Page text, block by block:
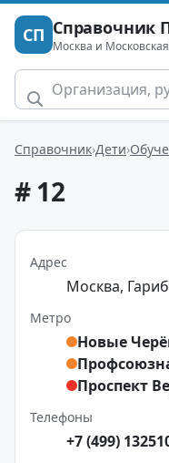
СП Справочник
Москва и
Справочник Дети
# 12
Адрес
Москва,
Метро
Новые
Проспект
Телефоны
+7 (499)